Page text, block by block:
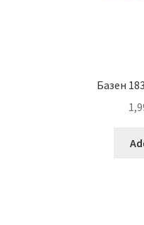
Базен